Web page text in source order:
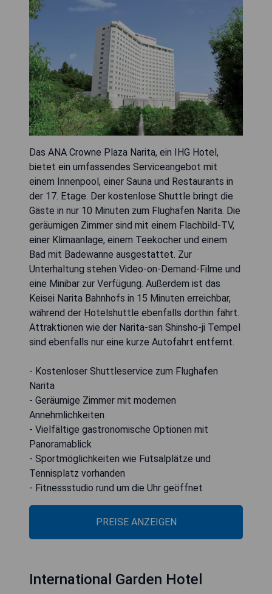
Das ANA Crowne Plaza Narita, ein IHG Hotel,
bietet ein umfassendes Serviceangebot mit
einem Innenpool, einer Sauna und Restaurants in
der 17. Etage. Der kostenlose Shuttle bringt die
Gäste in nur 10 Minuten zum Flughafen Narita. Die
geräumigen Zimmer sind mit einem Flachbild-TV,
einer Klimaanlage, einem Teekocher und einem
Bad mit Badewanne ausgestattet. Zur
Unterhaltung stehen Video-on-Demand-Filme und
eine Minibar zur Verfügung. Außerdem ist das
Keisei Narita Bahnhofs in 15 Minuten erreichbar,
während der Hotelshuttle ebenfalls dorthin fährt.
Attraktionen wie der Narita-san Shinsho-ji Tempel
sind ebenfalls nur eine kurze Autofahrt entfernt.
- Kostenloser Shuttleservice zum Flughafen
Narita
- Geräumige Zimmer mit modernen
Annehmlichkeiten
- Vielfältige gastronomische Optionen mit
Panoramablick
- Sportmöglichkeiten wie Futsalplätze und
Tennisplatz vorhanden
- Fitnessstudio rund um die Uhr geöffnet
PREISE ANZEIGEN
International Garden Hotel